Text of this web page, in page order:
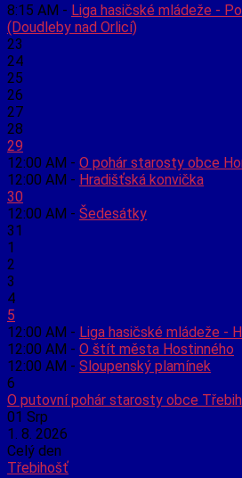
8:15 AM - Liga hasičské mládeže -
(Doudleby nad Orlicí)
23
24
25
26
27
28
29
12:00 AM - O pohár starosty obce
12:00 AM - Hradišťská konvička
30
12:00 AM - Šedesátky
31
1
2
3
4
5
12:00 AM - Liga hasičské mládeže -
12:00 AM - O štít města Hostinného
12:00 AM - Sloupenský plamínek
6
O putovní pohár starosty obce
01 Srp
1. 8. 2026
Celý den
Třebihošť